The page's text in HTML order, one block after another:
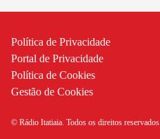
Política de Privacidade
Portal de Privacidade
Política de Cookies
Gestão de Cookies
© Rádio Itatiaia. Todos os direitos reservados.